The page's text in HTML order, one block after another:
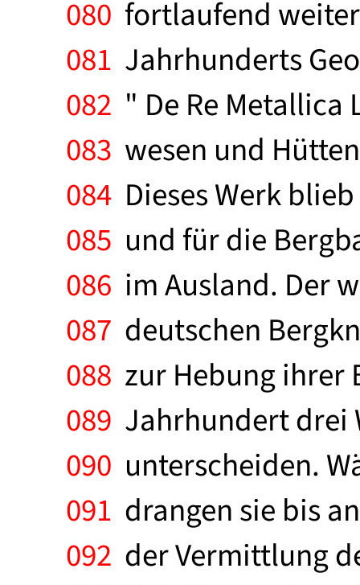
080 fortlaufend
081 Jahrhunderts
082 " De Re Metallica
083 wesen und
084 Dieses Werk
085 und für die
086 im Ausland. Der
087 deutschen
088 zur Hebung ihrer
089 Jahrhundert drei
090 unterscheiden.
091 drangen sie bis
092 der Vermittlung